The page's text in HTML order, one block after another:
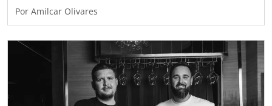
Por Amilcar Olivares